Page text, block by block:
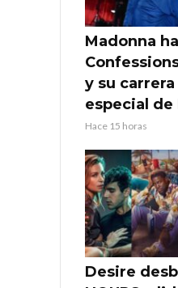
Madonna
y su
especial
Hace 15 horas
Desire